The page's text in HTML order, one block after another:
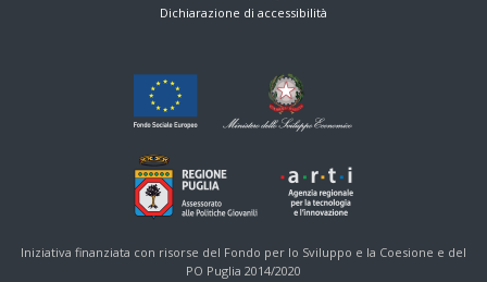
Dichiarazione di accessibilità
Iniziativa finanziata con risorse del Fondo per lo Sviluppo e la Coesione e del
PO Puglia 2014/2020